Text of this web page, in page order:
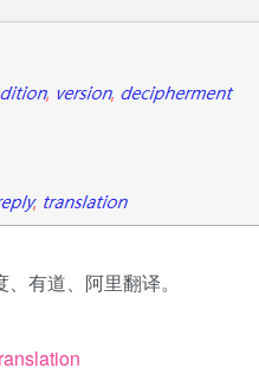
有道、阿里翻译。